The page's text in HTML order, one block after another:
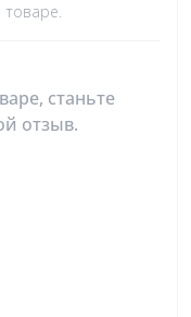
станьте
отзыв.